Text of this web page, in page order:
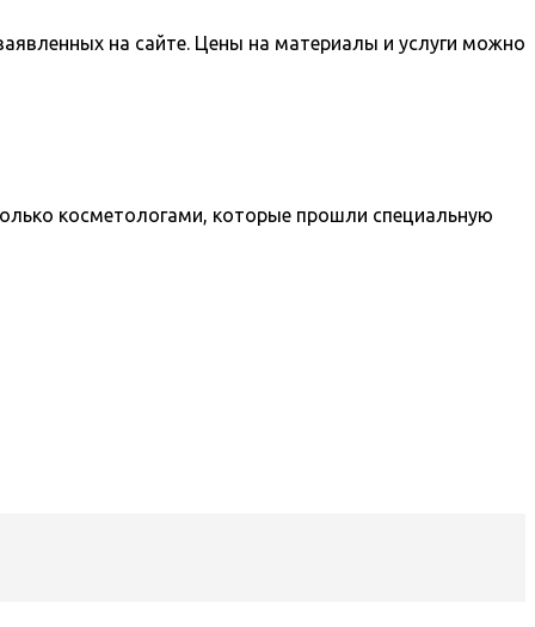
на сайте. Цены на материалы и услуги можно
косметологами, которые прошли специальную